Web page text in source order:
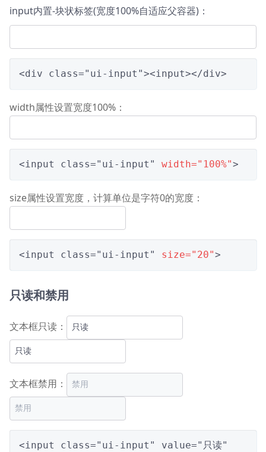
input内置-块状标签(宽度100%自适应父容器)：
<div class="ui-input"><input></div>
width属性设置宽度100%：
<input class="ui-input" width="100%">
size属性设置宽度，计算单位是字符0的宽度：
<input class="ui-input" size="20">
只读和禁用
文本框只读：
文本框禁用：